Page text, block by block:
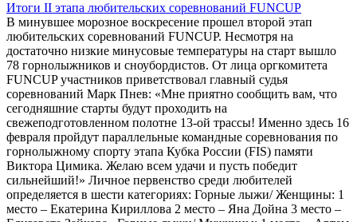
Итоги II этапа любительских соревнований FUNCUP
В минувшее морозное воскресение прошел второй этап
любительских соревнований FUNCUP. Несмотря на
достаточно низкие минусовые температуры на старт вышло
78 горнолыжников и сноубордистов. От лица оргкомитета
FUNCUP участников приветствовал главный судья
соревнований Марк Пнев: «Мне приятно сообщить вам, что
сегодняшние старты будут проходить на
свежеподготовленном полотне 13-ой трассы! Именно здесь 16
февраля пройдут параллельные командные соревнования по
горнолыжному спорту этапа Кубка России (FIS) памяти
Виктора Цимика. Желаю всем удачи и пусть победит
сильнейший!» Личное первенство среди любителей
определяется в шести категориях: Горные лыжи/ Женщины: 1
место – Екатерина Кириллова 2 место – Яна Дойна 3 место –